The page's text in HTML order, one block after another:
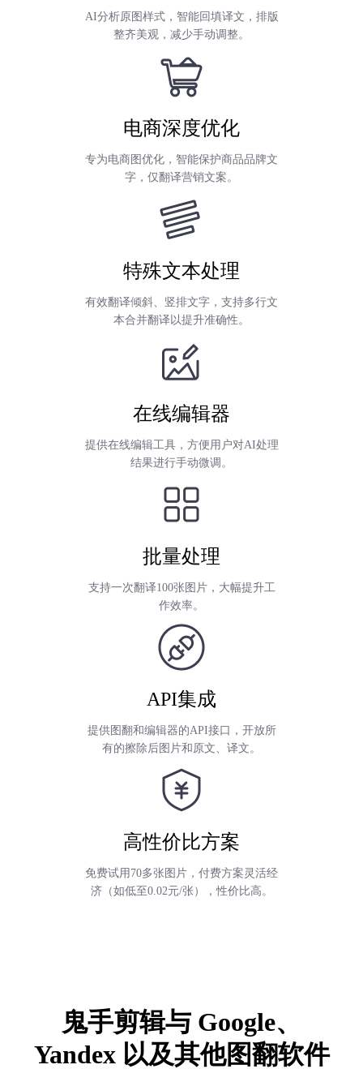
AI分析原图样式，智能回填译文，排版
整齐美观，减少手动调整。
电商深度优化
专为电商图优化，智能保护商品品牌文
字，仅翻译营销文案。
特殊文本处理
有效翻译倾斜、竖排文字，支持多行文
本合并翻译以提升准确性。
在线编辑器
提供在线编辑工具，方便用户对AI处理
结果进行手动微调。
批量处理
支持一次翻译100张图片，大幅提升工
作效率。
API集成
提供图翻和编辑器的API接口，开放所
有的擦除后图片和原文、译文。
高性价比方案
免费试用70多张图片，付费方案灵活经
济（如低至0.02元/张），性价比高。
鬼手剪辑与 Google、
Yandex 以及其他图翻软件